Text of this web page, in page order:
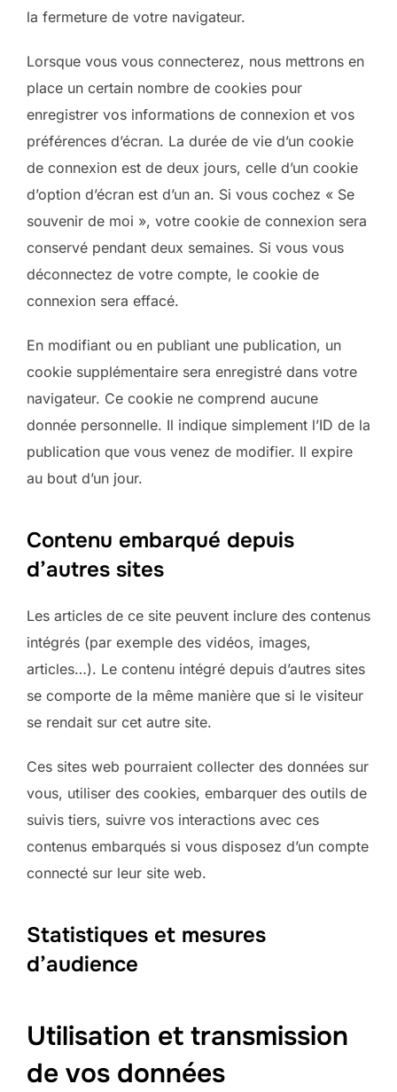
la fermeture de votre navigateur.
Lorsque vous vous connecterez, nous mettrons en
place un certain nombre de cookies pour
enregistrer vos informations de connexion et vos
préférences d’écran. La durée de vie d’un cookie
de connexion est de deux jours, celle d’un cookie
d’option d’écran est d’un an. Si vous cochez « Se
souvenir de moi », votre cookie de connexion sera
conservé pendant deux semaines. Si vous vous
déconnectez de votre compte, le cookie de
connexion sera effacé.
En modifiant ou en publiant une publication, un
cookie supplémentaire sera enregistré dans votre
navigateur. Ce cookie ne comprend aucune
donnée personnelle. Il indique simplement l’ID de la
publication que vous venez de modifier. Il expire
au bout d’un jour.
Contenu embarqué depuis
d’autres sites
Les articles de ce site peuvent inclure des contenus
intégrés (par exemple des vidéos, images,
articles…). Le contenu intégré depuis d’autres sites
se comporte de la même manière que si le visiteur
se rendait sur cet autre site.
Ces sites web pourraient collecter des données sur
vous, utiliser des cookies, embarquer des outils de
suivis tiers, suivre vos interactions avec ces
contenus embarqués si vous disposez d’un compte
connecté sur leur site web.
Statistiques et mesures
d’audience
Utilisation et transmission
de vos données